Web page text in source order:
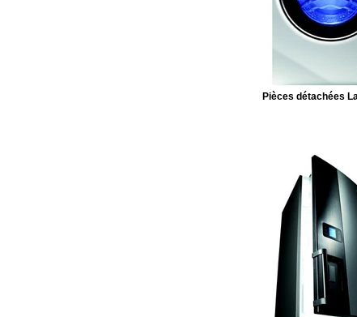
Pièces détachées